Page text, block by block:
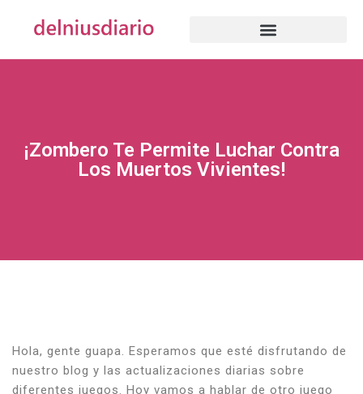
¡Zombero Te Permite Luchar Contra
Los Muertos Vivientes!
Hola, gente guapa. Esperamos que esté disfrutando de
nuestro blog y las actualizaciones diarias sobre
diferentes juegos. Hoy vamos a hablar de otro juego